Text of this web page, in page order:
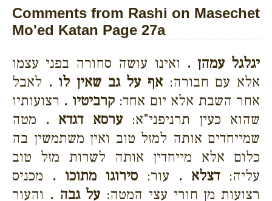
Comments from Rashi on Masechet
Mo'ed Katan Page 27a
יגלגל עמהן . ואינו עושה סחורה בפני עצמו
אלא עם חבורה: אף על גב שאין לו . לאבל
אחר השבת אלא יום אחד:קרביטיו . רצועותיו
שהוא כעין תרניפני"א:ערסא דגדא . מטה
שמייחדים אותה למזל טוב ואין משתמשין בה
כלום אלא מייחדין אותה לשרות מזל טוב
עליה:דצלא . עור: סירוגו מתוכו . מכניס
רצועות מן חורי עצי המטה: על גבה . והעור